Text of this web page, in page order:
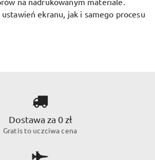
ekranu, jak i samego procesu
Dostawa za 0 zł
Gratis to uczciwa cena